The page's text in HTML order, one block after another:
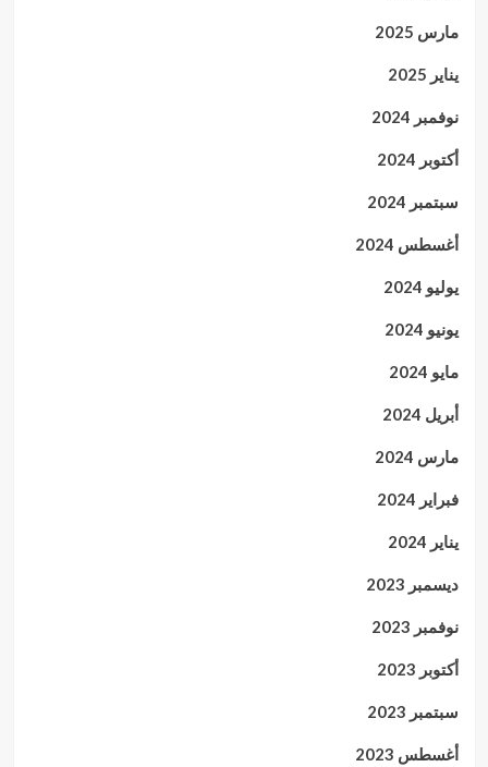
مارس 2025
يناير 2025
نوفمبر 2024
أكتوبر 2024
سبتمبر 2024
أغسطس 2024
يوليو 2024
يونيو 2024
مايو 2024
أبريل 2024
مارس 2024
فبراير 2024
يناير 2024
ديسمبر 2023
نوفمبر 2023
أكتوبر 2023
سبتمبر 2023
أغسطس 2023